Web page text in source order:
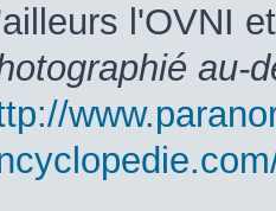
l'OVNI
au-